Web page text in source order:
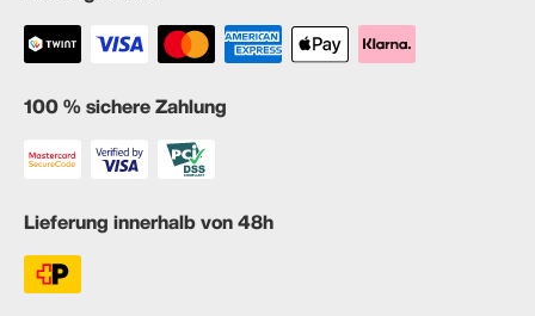
100 % sichere Zahlung
Lieferung innerhalb von 48h